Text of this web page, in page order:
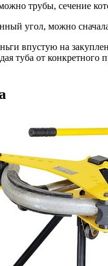
трубы, сечение
угол, можно
впустую на
туба от